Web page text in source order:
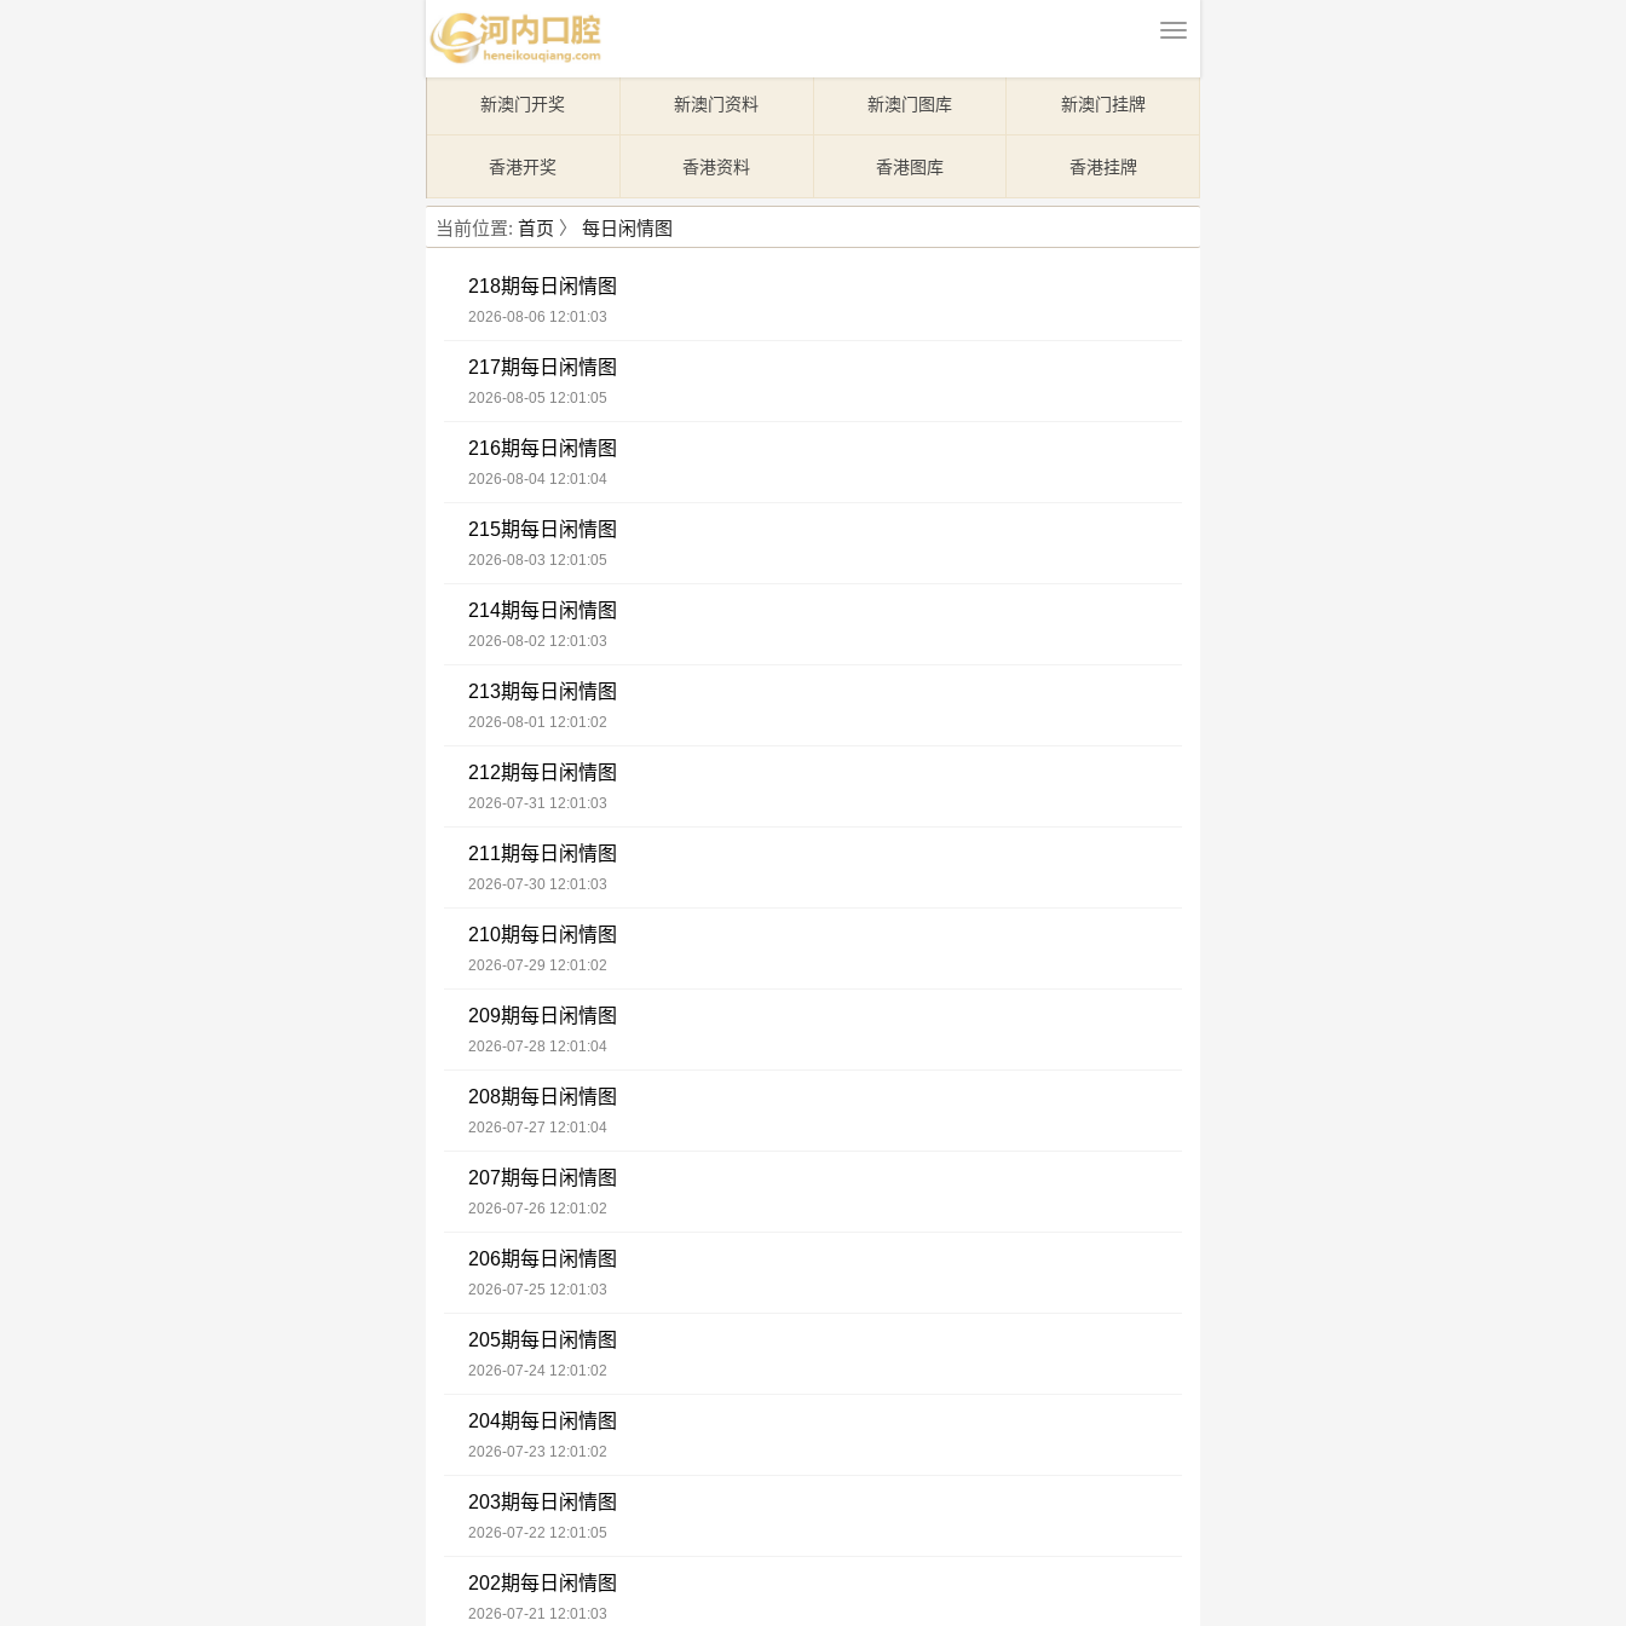
新澳门开奖 新澳门资料 新澳门图库 新澳门挂牌
香港开奖 香港资料 香港图库 香港挂牌
当前位置: 首页 〉 每日闲情图
218期每日闲情图
2026-08-06 12:01:03
217期每日闲情图
2026-08-05 12:01:05
216期每日闲情图
2026-08-04 12:01:04
215期每日闲情图
2026-08-03 12:01:05
214期每日闲情图
2026-08-02 12:01:03
213期每日闲情图
2026-08-01 12:01:02
212期每日闲情图
2026-07-31 12:01:03
211期每日闲情图
2026-07-30 12:01:03
210期每日闲情图
2026-07-29 12:01:02
209期每日闲情图
2026-07-28 12:01:04
208期每日闲情图
2026-07-27 12:01:04
207期每日闲情图
2026-07-26 12:01:02
206期每日闲情图
2026-07-25 12:01:03
205期每日闲情图
2026-07-24 12:01:02
204期每日闲情图
2026-07-23 12:01:02
203期每日闲情图
2026-07-22 12:01:05
202期每日闲情图
2026-07-21 12:01:03